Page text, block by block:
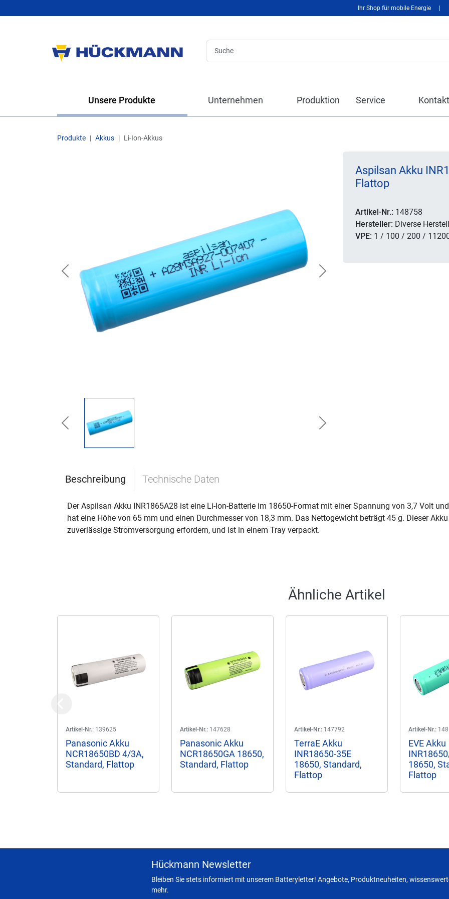
Ihr Shop für mobile Energie
Unsere Produkte Unternehmen Produktion Service Kontakt
Produkte Akkus Li-Ion-Akkus
Previous Next
Previous Next
Aspilsan Akku
Flattop
Artikel-Nr.: 148758
Hersteller: Diverse
VPE: 1 / 100 / 200 /
Beschreibung Technische Daten
Der Aspilsan Akku INR1865A28 ist eine Li-Ion-Batterie im 18650-Format mit einer Spannung von 3,7 Volt
hat eine Höhe von 65 mm und einen Durchmesser von 18,3 mm. Das Nettogewicht beträgt 45 g. Dieser
zuverlässige Stromversorgung erfordern, und ist in einem Tray verpackt.
Ähnliche Artikel
Artikel-Nr.: 139625
Panasonic Akku
NCR18650BD 4/3A,
Standard, Flattop
Artikel-Nr.: 147628
Panasonic Akku
NCR18650GA 18650,
Standard, Flattop
Artikel-Nr.: 147792
TerraE Akku
INR18650-35E
18650, Standard,
Flattop
Artikel-Nr.:
EVE Akku
18650,
Flattop
Hückmann Newsletter
Bleiben Sie stets informiert mit unserem Batteryletter! Angebote, Produktneuheiten,
mehr.